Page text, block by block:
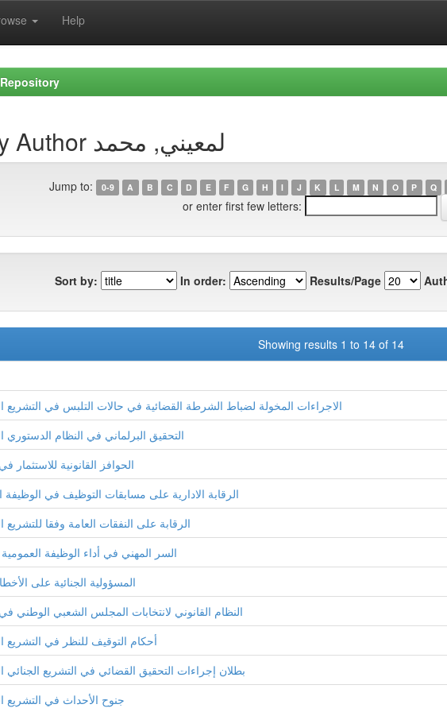
Help
Browsing by Author لمعيني, محمد
Jump to: 0-9 A B C D E F G H I J K L M N O P Q
or enter first few letters:
Sort by: In order: Results/Page
Showing results 1 to 14 of 14
الاجراءات المخولة لضباط الشرطة القضائية في حالات التلبس في التشريع
التحقيق البرلماني في النظام الدستوري
الحوافز القانونية للاستثمار
الرقابة الادارية على مسابقات التوظيف في الوظيفة
الرقابة على النفقات العامة وفقا للتشريع
السر المهني في أداء الوظيفة العمومية
المسؤولیة الجنائیة على
النظام القانوني لانتخابات المجلس الشعبي الوطني في
أحكام التوقيف للنظر في التشريع
بطلان إجراءات التحقيق القضائي في التشريع الجنائي
جنوح الأحداث في التشريع